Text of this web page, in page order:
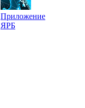
Приложение
ЯРБ